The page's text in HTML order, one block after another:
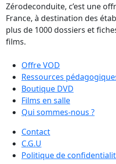
Zérodeconduite, c’est une
France, à destination des
plus de 1000 dossiers et
films.
Offre VOD
Ressources
Boutique DVD
Films en salle
Qui sommes-nous ?
Contact
C.G.U
Politique de